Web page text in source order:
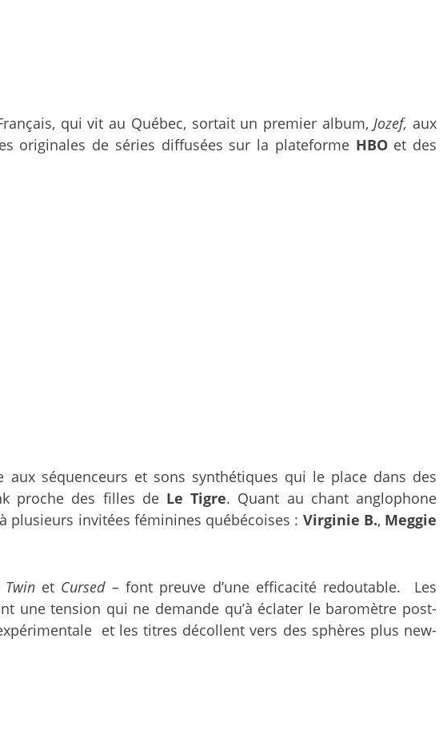
qui vit au Québec, sortait un premier album,Jozef, aux
originales de séries diffusées sur la plateforme HBOet des
séquenceurs et sons synthétiques qui le place dans des
proche des filles deLe Tigre. Quant au chant anglophone
plusieurs invitées féminines québécoises : Virginie B., Meggie
Twinet Cursed – font preuve d’une efficacité redoutable. Les
une tension qui ne demande qu’à éclater le baromètre post-
et les titres décollent vers des sphères plus new-